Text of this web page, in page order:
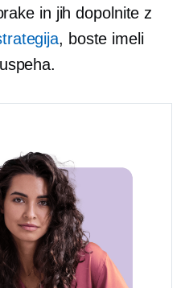
in jih dopolnite z
, boste imeli